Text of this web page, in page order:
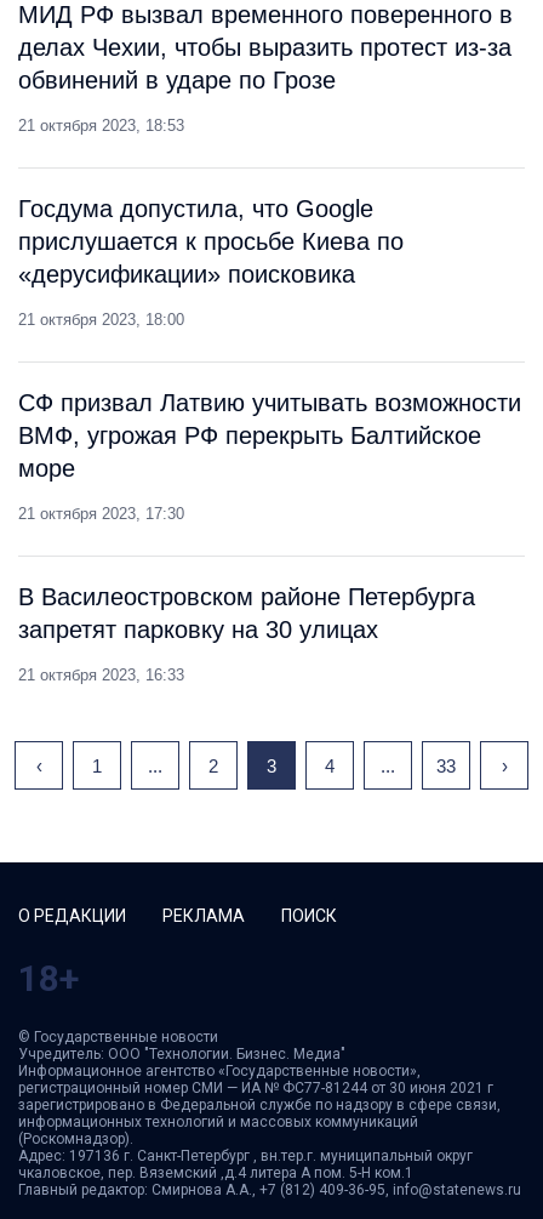
МИД РФ вызвал временного поверенного в
делах Чехии, чтобы выразить протест из-за
обвинений в ударе по Грозе
21 октября 2023, 18:53
Госдума допустила, что Google
прислушается к просьбе Киева по
«дерусификации» поисковика
21 октября 2023, 18:00
СФ призвал Латвию учитывать возможности
ВМФ, угрожая РФ перекрыть Балтийское
море
21 октября 2023, 17:30
В Василеостровском районе Петербурга
запретят парковку на 30 улицах
21 октября 2023, 16:33
‹ 1 ... 2 3 4 ... 33 ›
О РЕДАКЦИИ РЕКЛАМА ПОИСК
18+
© Государственные новости
Учредитель: ООО "Технологии. Бизнес. Медиа"
Информационное агентство «Государственные новости»,
регистрационный номер СМИ — ИА № ФС77-81244 от 30 июня 2021 г
зарегистрировано в Федеральной службе по надзору в сфере связи,
информационных технологий и массовых коммуникаций
(Роскомнадзор).
Адрес: 197136 г. Санкт-Петербург , вн.тер.г. муниципальный округ
чкаловское, пер. Вяземский ,д.4 литера А пом. 5-Н ком.1
Главный редактор: Смирнова А.А., +7 (812) 409-36-95, info@statenews.ru